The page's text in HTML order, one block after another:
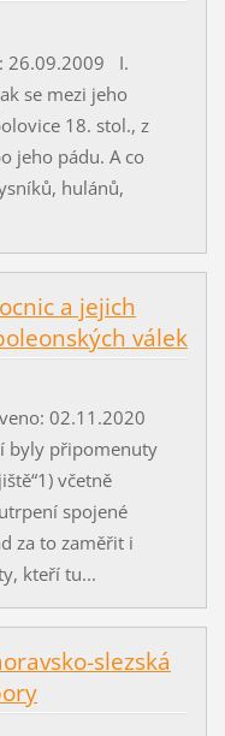
26.09.2009 I.
se mezi jeho
18. stol., z
jeho pádu. A co
hulánů,
a jejich
válek
02.11.2020
byly připomenuty
včetně
spojené
za to zaměřit i
kteří tu...
slezská